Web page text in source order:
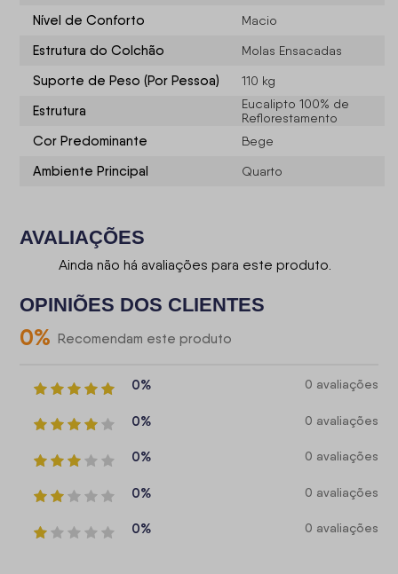
Nível de Conforto Macio
Estrutura do Colchão Molas Ensacadas
Suporte de Peso (Por Pessoa) 110 kg
Estrutura
Eucalipto 100% de
Reflorestamento
Cor Predominante Bege
Ambiente Principal Quarto
AVALIAÇÕES
Ainda não há avaliações para este produto.
OPINIÕES DOS CLIENTES
0% Recomendam este produto
0% 0 avaliações
0% 0 avaliações
0% 0 avaliações
0% 0 avaliações
0% 0 avaliações